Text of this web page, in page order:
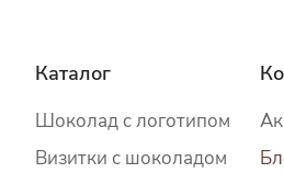
Каталог
Шоколад c логотипом
Визитки с шоколадом